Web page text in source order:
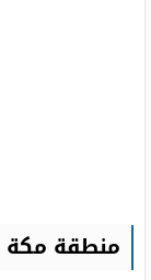
منطقة مكة